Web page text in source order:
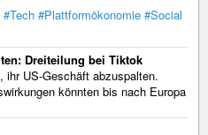
#Tech #Plattformökonomie #Social
Dreiteilung bei Tiktok
ihr US-Geschäft abzuspalten.
könnten bis nach Europa